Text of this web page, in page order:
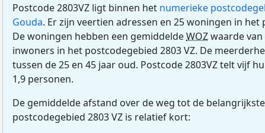
Postcode 2803VZ ligt binnen het numerieke
Gouda. Er zijn veertien adressen en 25 woningen in het
De woningen hebben een gemiddeldeWOZwaarde van
inwoners in het postcodegebied 2803 VZ. De
tussen de 25 en 45 jaar oud. Postcode 2803VZ telt vijf
1,9 personen.
De gemiddelde afstand over de weg tot de
postcodegebied 2803 VZ is relatief kort: